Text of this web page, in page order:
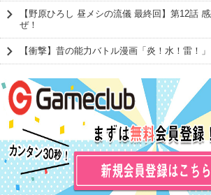
【野原ひろし 昼メシの流儀 最終回】第12話
ぜ！
【衝撃】昔の能力バトル漫画「炎！水！雷！